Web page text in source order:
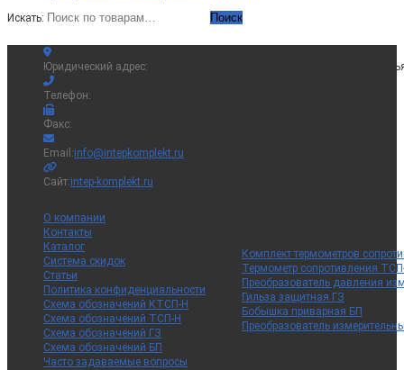
Искать: Поиск
Юридический адрес: 214036, Смоленская обл., г. Смоленск, ул.
Телефон:
Факс:
Email:info@intepkomplekt.ru
Сайт:intep-komplekt.ru
О компании
Контакты
Каталог
Система скидок
Статьи
Политика конфиденциальности
Схема обозначений КТСП-Н
Схема обозначений ТСП-Н
Схема обозначений ГЗ
Схема обозначений БП
Часто задаваемые вопросы
Комплект термометров
Термометр сопротивления
Преобразователь давления
Гильза защитная ГЗ
Бобышка приварная БП
Преобразователь